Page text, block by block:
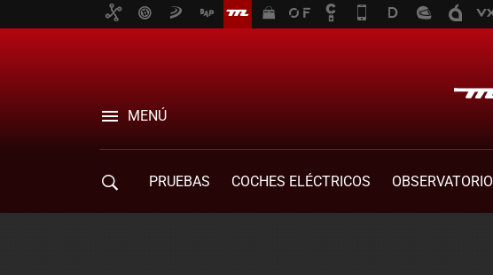
MENÚ
PRUEBAS COCHES ELÉCTRICOS OBSERVATORIO